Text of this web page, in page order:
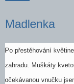
Madlenka
Po přestěhování
zahradu. Muškáty
očekávanou vnučku